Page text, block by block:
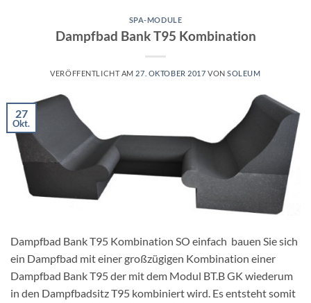
SPA-MODULE
Dampfbad Bank T95 Kombination
VERÖFFENTLICHT AM 27. OKTOBER 2017 VONSOLEUM
27
Okt.
Dampfbad Bank T95 Kombination SO einfach bauen Sie sich
ein Dampfbad mit einer großzügigen Kombination einer
Dampfbad Bank T95 der mit dem Modul BT.B GK wiederum
in den Dampfbadsitz T95 kombiniert wird. Es entsteht somit